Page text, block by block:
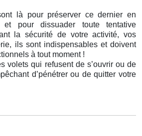
là pour préserver ce dernier en
et pour dissuader toute tentative
la sécurité de votre activité, vos
ils sont indispensables et doivent
à tout moment !
volets qui refusent de s’ouvrir ou de
d’pénétrer ou de quitter votre